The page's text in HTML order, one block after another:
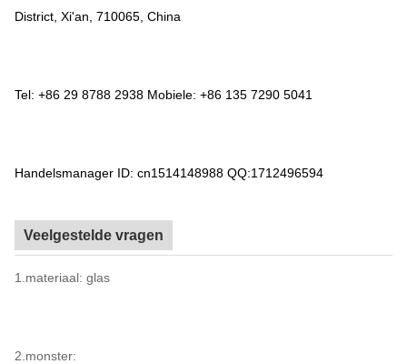
District, Xi'an, 710065, China
Tel: +86 29 8788 2938 Mobiele: +86 135 7290 5041
Handelsmanager ID: cn1514148988 QQ:1712496594
Veelgestelde vragen
1.materiaal: glas
2.monster: